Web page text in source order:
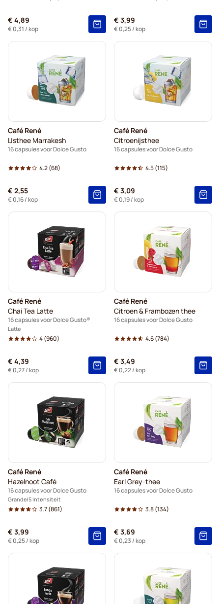
€ 4,89
€ 0,31 / kop
€ 3,99
€ 0,25/ kop
Café René
IJsthee Marrakesh
16 capsules voor Dolce Gusto
4.2(68)
€ 2,55
€ 0,16/ kop
Café René
Citroenijsthee
16 capsules voor Dolce Gusto
4.5(115)
€ 3,09
€ 0,19/ kop
Café René
Chai Tea Latte
16 capsules voor Dolce Gusto®
Latte
4(960)
€ 4,39
€ 0,27/ kop
Café René
Citroen & Frambozen thee
16 capsules voor Dolce Gusto
4.6(784)
€ 3,49
€ 0,22/ kop
Café René
Hazelnoot Café
16 capsules voor Dolce Gusto
Grande 5 Intensiteit
3.7(861)
€ 3,99
€ 0,25/ kop
Café René
Earl Grey-thee
16 capsules voor Dolce Gusto
3.8(134)
€ 3,69
€ 0,23 / kop